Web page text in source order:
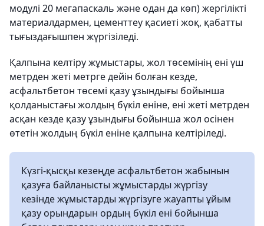
модулі 20 мегапаскаль және одан да көп) жергілікті
материалдармен, цементтеу қасиеті жоқ, қабатты
тығыздағышпен жүргізіледі.
Қалпына келтіру жұмыстары, жол төсемінің ені үш
метрден жеті метрге дейін болған кезде,
асфальтбетон төсемі қазу ұзындығы бойынша
қолданыстағы жолдың бүкіл еніне, ені жеті метрден
асқан кезде қазу ұзындығы бойынша жол осінен
өтетін жолдың бүкіл еніне қалпына келтіріледі.
Күзгі-қысқы кезеңде асфальтбетон жабынын
қазуға байланысты жұмыстарды жүргізу
кезінде жұмыстарды жүргізуге жауапты ұйым
қазу орындарын ордың бүкіл ені бойынша